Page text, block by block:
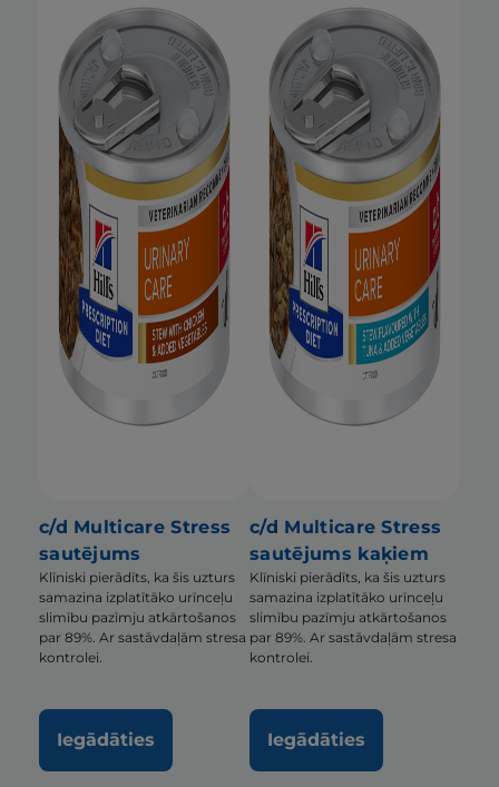
c/d Multicare Stress
sautējums
Klīniski pierādīts, ka šis uzturs
samazina izplatītāko urīnceļu
slimību pazīmju atkārtošanos
par 89%. Ar sastāvdaļām stresa
kontrolei.
Iegādāties
c/d Multicare Stress
sautējums kaķiem
Klīniski pierādīts, ka šis uzturs
samazina izplatītāko urīnceļu
slimību pazīmju atkārtošanos
par 89%. Ar sastāvdaļām stresa
kontrolei.
Iegādāties